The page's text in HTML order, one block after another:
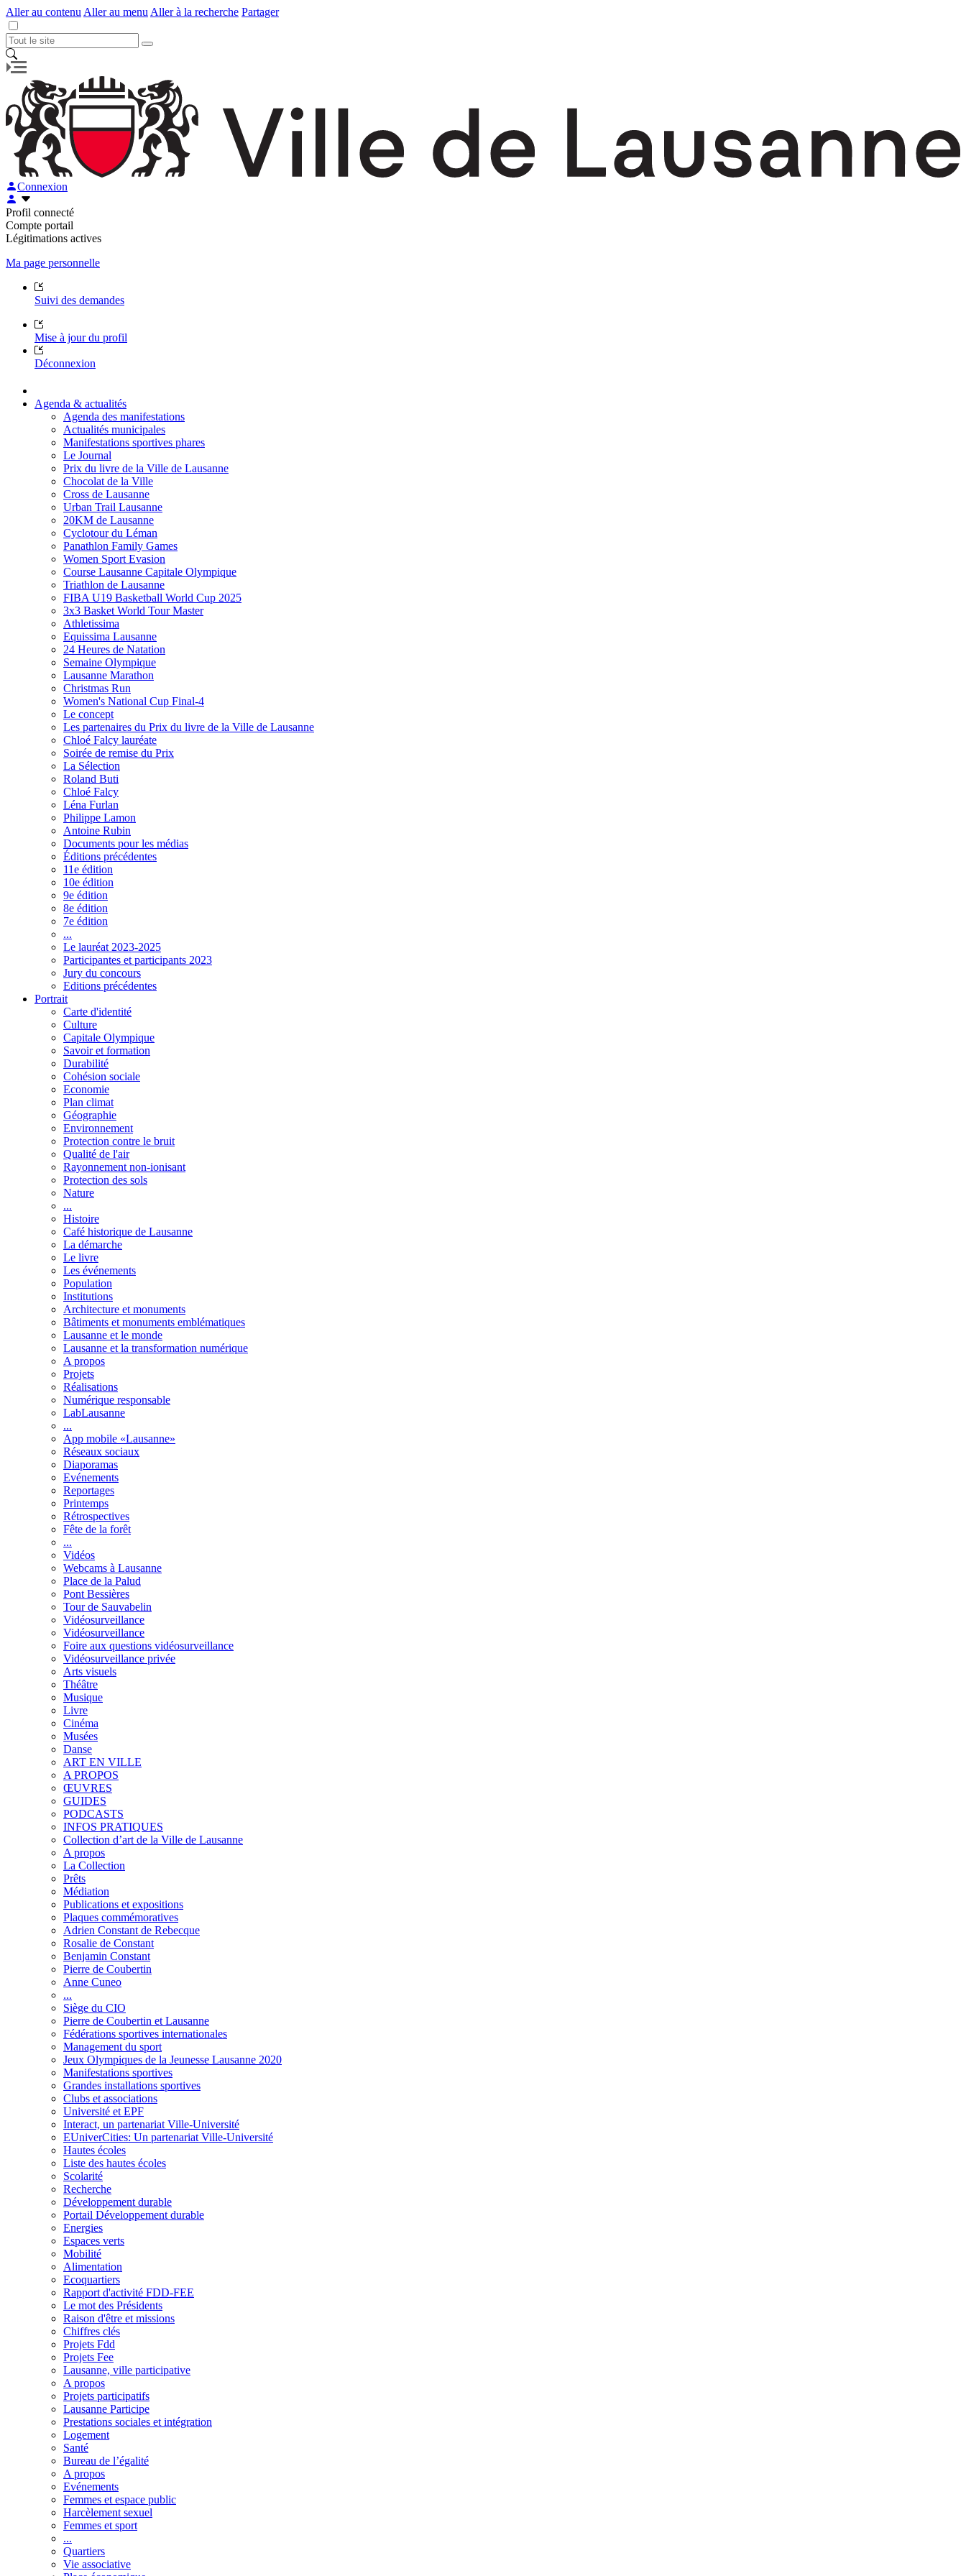
Aller au contenu Aller au menu Aller à la recherche Partager
Connexion
Profil connecté
Compte portail
Légitimations actives
Ma page personnelle
Suivi des demandes
Mise à jour du profil
Déconnexion
Agenda & actualités
Agenda des manifestations
Actualités municipales
Manifestations sportives phares
Le Journal
Prix du livre de la Ville de Lausanne
Chocolat de la Ville
Cross de Lausanne
Urban Trail Lausanne
20KM de Lausanne
Cyclotour du Léman
Panathlon Family Games
Women Sport Evasion
Course Lausanne Capitale Olympique
Triathlon de Lausanne
FIBA U19 Basketball World Cup 2025
3x3 Basket World Tour Master
Athletissima
Equissima Lausanne
24 Heures de Natation
Semaine Olympique
Lausanne Marathon
Christmas Run
Women's National Cup Final-4
Le concept
Les partenaires du Prix du livre de la Ville de Lausanne
Chloé Falcy lauréate
Soirée de remise du Prix
La Sélection
Roland Buti
Chloé Falcy
Léna Furlan
Philippe Lamon
Antoine Rubin
Documents pour les médias
Éditions précédentes
11e édition
10e édition
9e édition
8e édition
7e édition
...
Le lauréat 2023-2025
Participantes et participants 2023
Jury du concours
Editions précédentes
Portrait
Carte d'identité
Culture
Capitale Olympique
Savoir et formation
Durabilité
Cohésion sociale
Economie
Plan climat
Géographie
Environnement
Protection contre le bruit
Qualité de l'air
Rayonnement non-ionisant
Protection des sols
Nature
...
Histoire
Café historique de Lausanne
La démarche
Le livre
Les événements
Population
Institutions
Architecture et monuments
Bâtiments et monuments emblématiques
Lausanne et le monde
Lausanne et la transformation numérique
A propos
Projets
Réalisations
Numérique responsable
LabLausanne
...
App mobile «Lausanne»
Réseaux sociaux
Diaporamas
Evénements
Reportages
Printemps
Rétrospectives
Fête de la forêt
...
Vidéos
Webcams à Lausanne
Place de la Palud
Pont Bessières
Tour de Sauvabelin
Vidéosurveillance
Vidéosurveillance
Foire aux questions vidéosurveillance
Vidéosurveillance privée
Arts visuels
Théâtre
Musique
Livre
Cinéma
Musées
Danse
ART EN VILLE
A PROPOS
ŒUVRES
GUIDES
PODCASTS
INFOS PRATIQUES
Collection d’art de la Ville de Lausanne
A propos
La Collection
Prêts
Médiation
Publications et expositions
Plaques commémoratives
Adrien Constant de Rebecque
Rosalie de Constant
Benjamin Constant
Pierre de Coubertin
Anne Cuneo
...
Siège du CIO
Pierre de Coubertin et Lausanne
Fédérations sportives internationales
Management du sport
Jeux Olympiques de la Jeunesse Lausanne 2020
Manifestations sportives
Grandes installations sportives
Clubs et associations
Université et EPF
Interact, un partenariat Ville-Université
EUniverCities: Un partenariat Ville-Université
Hautes écoles
Liste des hautes écoles
Scolarité
Recherche
Développement durable
Portail Développement durable
Energies
Espaces verts
Mobilité
Alimentation
Ecoquartiers
Rapport d'activité FDD-FEE
Le mot des Présidents
Raison d'être et missions
Chiffres clés
Projets Fdd
Projets Fee
Lausanne, ville participative
A propos
Projets participatifs
Lausanne Participe
Prestations sociales et intégration
Logement
Santé
Bureau de l’égalité
A propos
Evénements
Femmes et espace public
Harcèlement sexuel
Femmes et sport
...
Quartiers
Vie associative